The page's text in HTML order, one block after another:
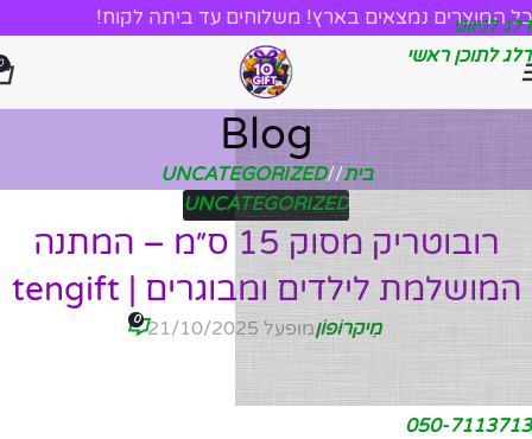
דלג לניווט
דלג לתוכן ראשי
כל המוצרים נמצאים בארץ! משלוחים עד ביתה לקוח!
Blog
בית/
UNCATEGORIZED
UNCATEGORIZED
רובוטריק מסוק 15 ס״מ – המתנה
המושלמת לילדים ומבוגרים | tengift
מִיקרוֹפוֹןמופעל 21/10/2025 0
050-7113713